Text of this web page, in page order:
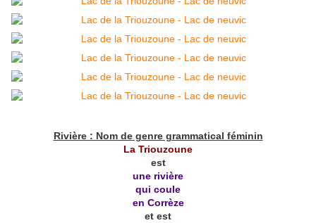
Rivière : Nom de genre grammatical féminin
La Triouzoune
est
une rivière
qui coule
en Corrèze
et est